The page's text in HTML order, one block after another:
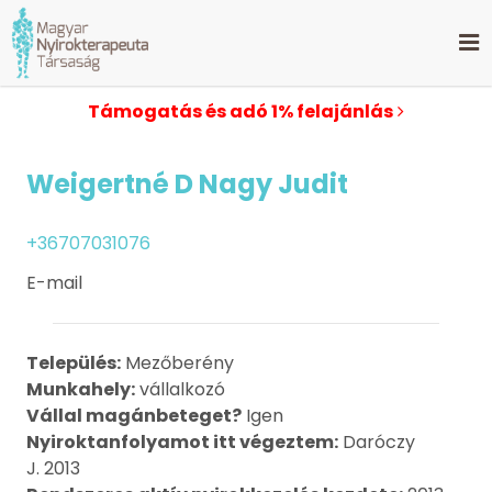
Támogatás és adó 1% felajánlás
Weigertné D Nagy Judit
+36707031076
E-mail
Település: Mezőberény
Munkahely:vállalkozó
Vállal magánbeteget? Igen
Nyiroktanfolyamot itt végeztem: Daróczy
J. 2013